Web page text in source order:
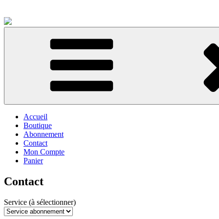
Accueil
Boutique
Abonnement
Contact
Mon Compte
Panier
Contact
Service (à sélectionner)